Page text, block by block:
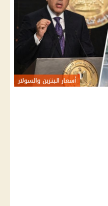
أسعار البنزين والسولار